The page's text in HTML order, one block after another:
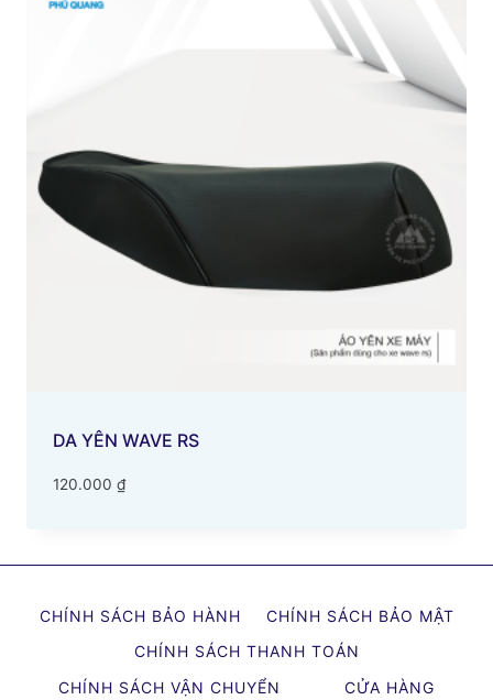
DA YÊN WAVE RS
120.000 ₫
CHÍNH SÁCH BẢO HÀNH
CHÍNH SÁCH BẢO MẬT
CHÍNH SÁCH THANH TOÁN
CHÍNH SÁCH VẬN CHUYỂN
CỬA HÀNG